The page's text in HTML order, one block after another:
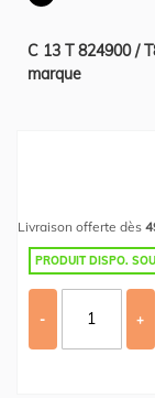
C 13 T 824900 /
marque
Livraison offerte dès
PRODUIT DISPO.
- +